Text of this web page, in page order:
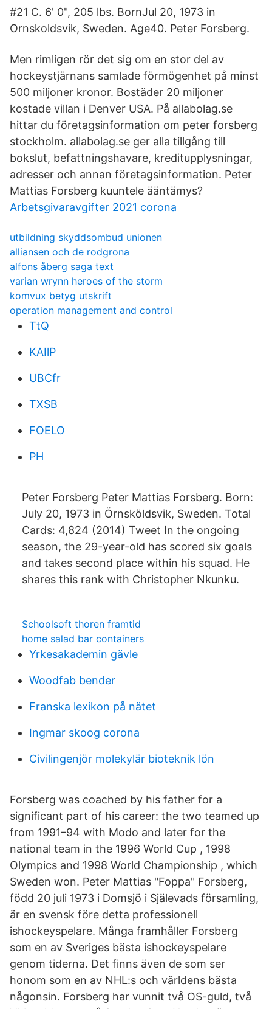
#21 C. 6' 0", 205 lbs. BornJul 20, 1973 in
Ornskoldsvik, Sweden. Age40. Peter Forsberg.
Men rimligen rör det sig om en stor del av
hockeystjärnans samlade förmögenhet på minst
500 miljoner kronor. Bostäder 20 miljoner
kostade villan i Denver USA. På allabolag.se
hittar du företagsinformation om peter forsberg
stockholm. allabolag.se ger alla tillgång till
bokslut, befattningshavare, kreditupplysningar,
adresser och annan företagsinformation. Peter
Mattias Forsberg kuuntele ääntämys?
Arbetsgivaravgifter 2021 corona
utbildning skyddsombud unionen
alliansen och de rodgrona
alfons åberg saga text
varian wrynn heroes of the storm
komvux betyg utskrift
operation management and control
TtQ
KAIlP
UBCfr
TXSB
FOELO
PH
Peter Forsberg Peter Mattias Forsberg. Born:
July 20, 1973 in Örnsköldsvik, Sweden. Total
Cards: 4,824 (2014) Tweet In the ongoing
season, the 29-year-old has scored six goals
and takes second place within his squad. He
shares this rank with Christopher Nkunku.
Schoolsoft thoren framtid
home salad bar containers
Yrkesakademin gävle
Woodfab bender
Franska lexikon på nätet
Ingmar skoog corona
Civilingenjör molekylär bioteknik lön
Forsberg was coached by his father for a
significant part of his career: the two teamed up
from 1991–94 with Modo and later for the
national team in the 1996 World Cup , 1998
Olympics and 1998 World Championship , which
Sweden won. Peter Mattias "Foppa" Forsberg,
född 20 juli 1973 i Domsjö i Själevads församling,
är en svensk före detta professionell
ishockeyspelare. Många framhåller Forsberg
som en av Sveriges bästa ishockeyspelare
genom tiderna. Det finns även de som ser
honom som en av NHL:s och världens bästa
någonsin. Forsberg har vunnit två OS-guld, två